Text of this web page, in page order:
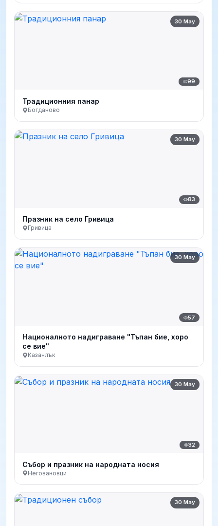
30 May
99
Традиционния панар
Богданово
30 May
83
Празник на село Гривица
Гривица
30 May
57
Националното надиграване "Тъпан бие, хоро
се вие"
Казанлък
30 May
32
Събор и празник на народната носия
Неговановци
30 May